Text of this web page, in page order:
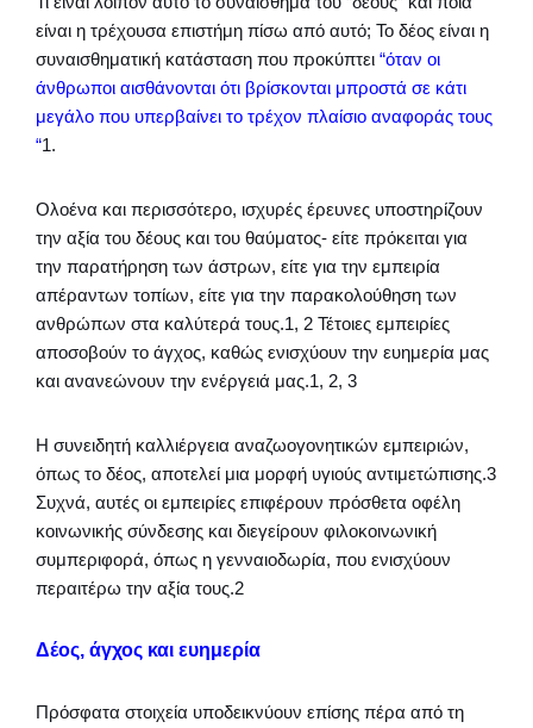
είναι η τρέχουσα επιστήμη πίσω από αυτό; Το δέος είναι η
συναισθηματική κατάσταση που προκύπτει “όταν οι
άνθρωποι αισθάνονται ότι βρίσκονται μπροστά σε κάτι
μεγάλο που υπερβαίνει το τρέχον πλαίσιο αναφοράς τους
“1.
Ολοένα και περισσότερο, ισχυρές έρευνες υποστηρίζουν
την αξία του δέους και του θαύματος- είτε πρόκειται για
την παρατήρηση των άστρων, είτε για την εμπειρία
απέραντων τοπίων, είτε για την παρακολούθηση των
ανθρώπων στα καλύτερά τους.1, 2 Τέτοιες εμπειρίες
αποσοβούν το άγχος, καθώς ενισχύουν την ευημερία μας
και ανανεώνουν την ενέργειά μας.1, 2, 3
Η συνειδητή καλλιέργεια αναζωογονητικών εμπειριών,
όπως το δέος, αποτελεί μια μορφή υγιούς αντιμετώπισης.3
Συχνά, αυτές οι εμπειρίες επιφέρουν πρόσθετα οφέλη
κοινωνικής σύνδεσης και διεγείρουν φιλοκοινωνική
συμπεριφορά, όπως η γενναιοδωρία, που ενισχύουν
περαιτέρω την αξία τους.2
Δέος, άγχος και ευημερία
Πρόσφατα στοιχεία υποδεικνύουν επίσης πέρα από τη